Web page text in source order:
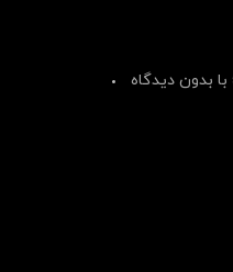
با بدون دیدگاه